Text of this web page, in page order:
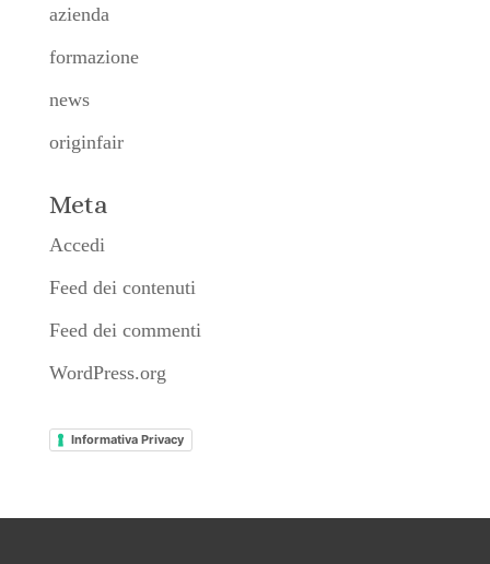
azienda
formazione
news
originfair
Meta
Accedi
Feed dei contenuti
Feed dei commenti
WordPress.org
Informativa Privacy